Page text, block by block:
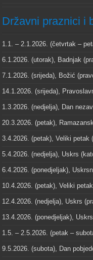
Državni praznici i
1.1. – 2.1.2026. (četvrtak –
6.1.2026. (utorak), Badnjak
7.1.2026. (srijeda), Božić
14.1.2026. (srijeda),
1.3.2026. (nedjelja), Dan
20.3.2026. (petak),
3.4.2026. (petak), Veliki petak
5.4.2026. (nedjelja), Uskrs
6.4.2026. (ponedjeljak),
10.4.2026. (petak), Veliki
12.4.2026. (nedjelja), Uskrs
13.4.2026. (ponedjeljak),
1.5. – 2.5.2026. (petak –
9.5.2026. (subota), Dan